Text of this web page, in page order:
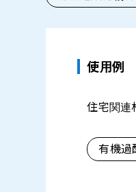
使用例
住宅関連
有機過